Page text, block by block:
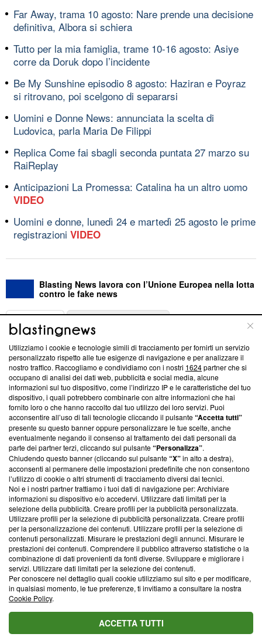
Far Away, trama 10 agosto: Nare prende una decisione
definitiva, Albora si schiera
Tutto per la mia famiglia, trame 10-16 agosto: Asiye
corre da Doruk dopo l’incidente
Be My Sunshine episodio 8 agosto: Haziran e Poyraz
si ritrovano, poi scelgono di separarsi
Uomini e Donne News: annunciata la scelta di
Ludovica, parla Maria De Filippi
Replica Come fai sbagli seconda puntata 27 marzo su
RaiReplay
Anticipazioni La Promessa: Catalina ha un altro uomo
VIDEO
Uomini e donne, lunedì 24 e martedì 25 agosto le prime
registrazioni VIDEO
Blasting News lavora con l’Unione Europea nella lotta
contro le fake news
ABOUT
Questa sezione offre informazioni trasparenti su Blasting
News, sui nostri processi editoriali e su come ci impegniamo a
creare news di qualità. Inoltre, afferma la nostra aderenza a
‘Trust Project - News with Integrity’Blasting News non è
ancora membro del programma, ma ha richiesto di farne
parte; Trust Project non ha ancora effettuato una verifica di
conformità agli standard.
Su di noi
Team editoriale
Corporate
Redazione
Informativa Privacy
Cookie Policy
Blasting SA, IDI CHE-247.845.224, Via Carlo Frasca, 3 - 6900
Lugano (Svizzera) Tel:+39 0690258937
© 2026 Blasting News
Utilizziamo i cookie e tecnologie simili di tracciamento per fornirti un servizio
personalizzato rispetto alle tue esigenze di navigazione e per analizzare il
nostro traffico. Raccogliamo e condividiamo con i nostri 1624partner che si
occupano di analisi dei dati web, pubblicità e social media, alcune
informazioni sul tuo dispositivo, come l’indirizzo IP e le caratteristiche del tuo
dispositivo, i quali potrebbero combinarle con altre informazioni che hai
fornito loro o che hanno raccolto dal tuo utilizzo dei loro servizi. Puoi
acconsentire all’uso di tali tecnologie cliccando il pulsante“Accetta tutti”
presente su questo banner oppure personalizzare le tue scelte, anche
eventualmente negando il consenso al trattamento dei dati personali da
parte dei partner terzi, cliccando sul pulsante“Personalizza”.
Chiudendo questo banner (cliccando sul pulsante“X”in alto a destra),
acconsenti al permanere delle impostazioni predefinite che non consentono
l’utilizzo di cookie o altri strumenti di tracciamento diversi dai tecnici.
Noi e i nostri partner trattiamo i tuoi dati di navigazione per: Archiviare
informazioni su dispositivo e/o accedervi. Utilizzare dati limitati per la
selezione della pubblicità. Creare profili per la pubblicità personalizzata.
Utilizzare profili per la selezione di pubblicità personalizzata. Creare profili
per la personalizzazione dei contenuti. Utilizzare profili per la selezione di
contenuti personalizzati. Misurare le prestazioni degli annunci. Misurare le
prestazioni dei contenuti. Comprendere il pubblico attraverso statistiche o la
combinazione di dati provenienti da fonti diverse. Sviluppare e migliorare i
servizi. Utilizzare dati limitati per la selezione dei contenuti.
Per conoscere nel dettaglio quali cookie utilizziamo sul sito e per modificare,
in qualsiasi momento, le tue preferenze, ti invitiamo a consultare la nostra
Cookie Policy.
ACCETTA TUTTI